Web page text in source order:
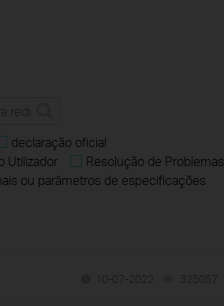
declaração oficial
Utilizador
Resolução de Problemas
ou parâmetros de especificações
10-07-2022 325057